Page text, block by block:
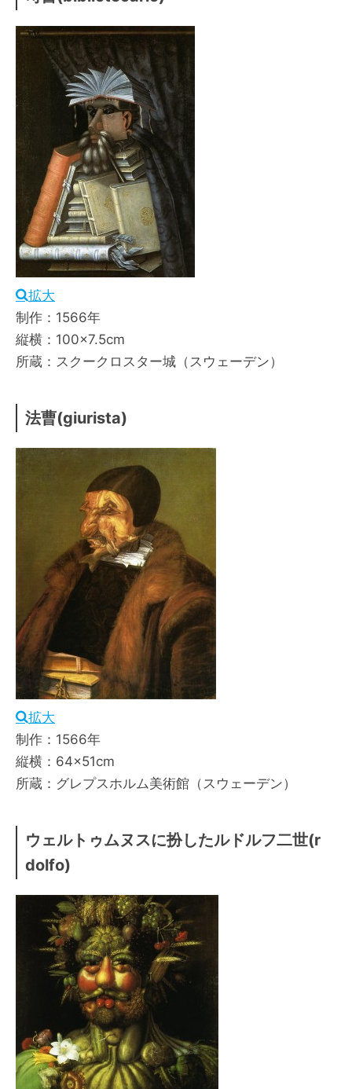
拡大
制作：1566年
縦横：100×7.5cm
所蔵：スクークロスター城（スウェーデン）
法曹(giurista)
拡大
制作：1566年
縦横：64×51cm
所蔵：グレプスホルム美術館（スウェーデン）
ウェルトゥムヌスに扮したルドルフ二世(r
dolfo)